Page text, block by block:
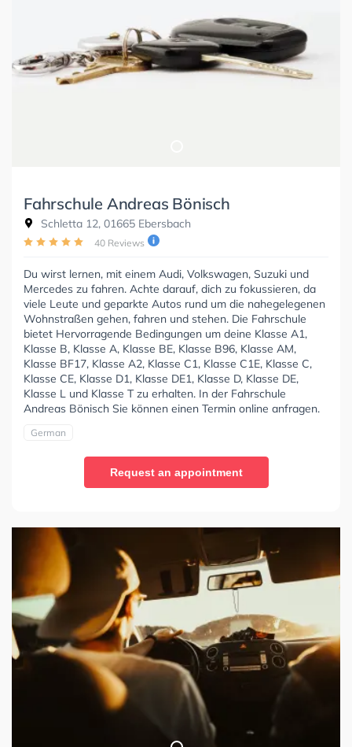
Fahrschule Andreas Bönisch
Schletta 12, 01665 Ebersbach
40 Reviews
Du wirst lernen, mit einem Audi, Volkswagen, Suzuki und
Mercedes zu fahren. Achte darauf, dich zu fokussieren, da
viele Leute und geparkte Autos rund um die nahegelegenen
Wohnstraßen gehen, fahren und stehen. Die Fahrschule
bietet Hervorragende Bedingungen um deine Klasse A1,
Klasse B, Klasse A, Klasse BE, Klasse B96, Klasse AM,
Klasse BF17, Klasse A2, Klasse C1, Klasse C1E, Klasse C,
Klasse CE, Klasse D1, Klasse DE1, Klasse D, Klasse DE,
Klasse L und Klasse T zu erhalten. In der Fahrschule
Andreas Bönisch Sie können einen Termin online anfragen.
German
Request an appointment